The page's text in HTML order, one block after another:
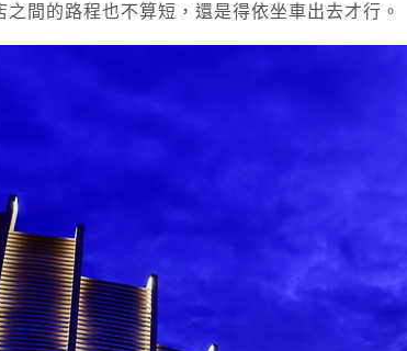
間的路程也不算短，還是得依坐車出去才行。